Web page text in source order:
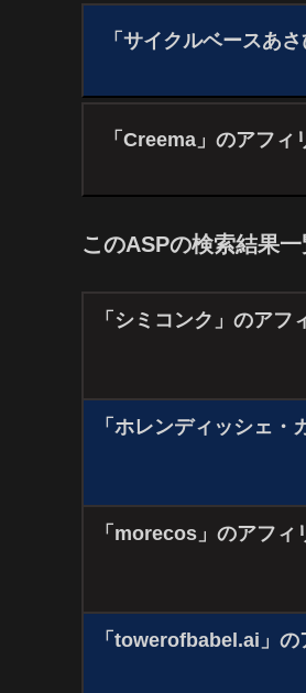
「サイクルベースあ
「Creema」のアフ
このASPの検索結果
「シミコンク」のア
「ホレンディッシェ
「morecos」のアフ
「towerofbabel.ai」